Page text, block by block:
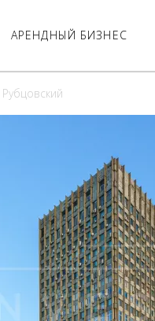
АРЕНДНЫЙ БИЗНЕС
Рубцовский